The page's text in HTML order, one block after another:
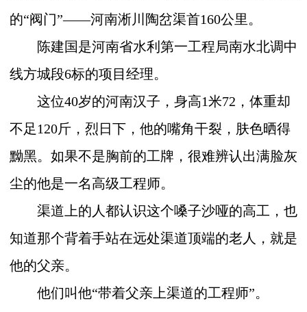
的“阀门”——河南淅川陶岔渠首160公里。
陈建国是河南省水利第一工程局南水北调中
线方城段6标的项目经理。
这位40岁的河南汉子，身高1米72 ，体重却
不足120斤，烈日下，他的嘴角干裂，肤色晒得
黝黑。如果不是胸前的工牌，很难辨认出满脸灰
尘的他是一名高级工程师。
渠道上的人都认识这个嗓子沙哑的高工，也
知道那个背着手站在远处渠道顶端的老人，就是
他的父亲。
他们叫他“带着父亲上渠道的工程师”。